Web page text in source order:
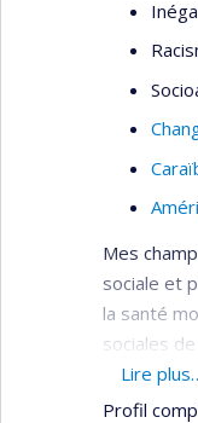
Mes
sociale et
la santé
sociales
le
Caraïbes.
Lire
Profil